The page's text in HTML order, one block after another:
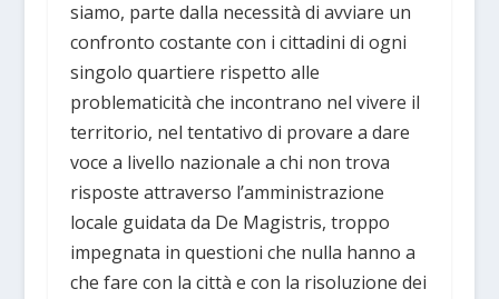
siamo, parte dalla necessità di avviare un
confronto costante con i cittadini di ogni
singolo quartiere rispetto alle
problematicità che incontrano nel vivere il
territorio, nel tentativo di provare a dare
voce a livello nazionale a chi non trova
risposte attraverso l’amministrazione
locale guidata da De Magistris, troppo
impegnata in questioni che nulla hanno a
che fare con la città e con la risoluzione dei